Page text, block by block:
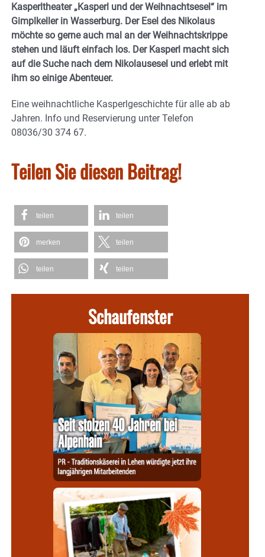
Kasperltheater „Kasperl und der Weihnachtsesel“ im
Gimplkeller in Wasserburg. Der Esel des Nikolaus
möchte so gerne auch mal an der Weihnachtskrippe
stehen und läuft einfach los. Der Kasperl macht sich
auf die Suche nach dem Nikolausesel und erlebt mit
ihm so einige Abenteuer.
Eine weihnachtliche Kasperlgeschichte für alle ab ab
Jahren. Info und Reservierung unter Telefon
08036/30 374 67.
Teilen Sie diesen Beitrag!
teilen teilen
merken teilen
teilen teilen
Schaufenster